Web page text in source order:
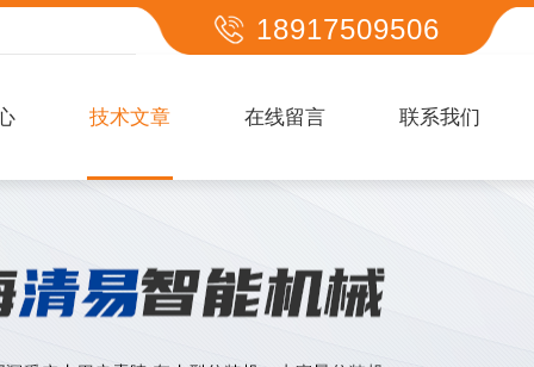
18917509506
技术文章 在线留言 联系我们